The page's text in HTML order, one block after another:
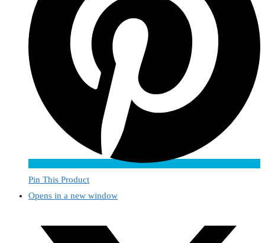
Pin This Product
Opens in a new window